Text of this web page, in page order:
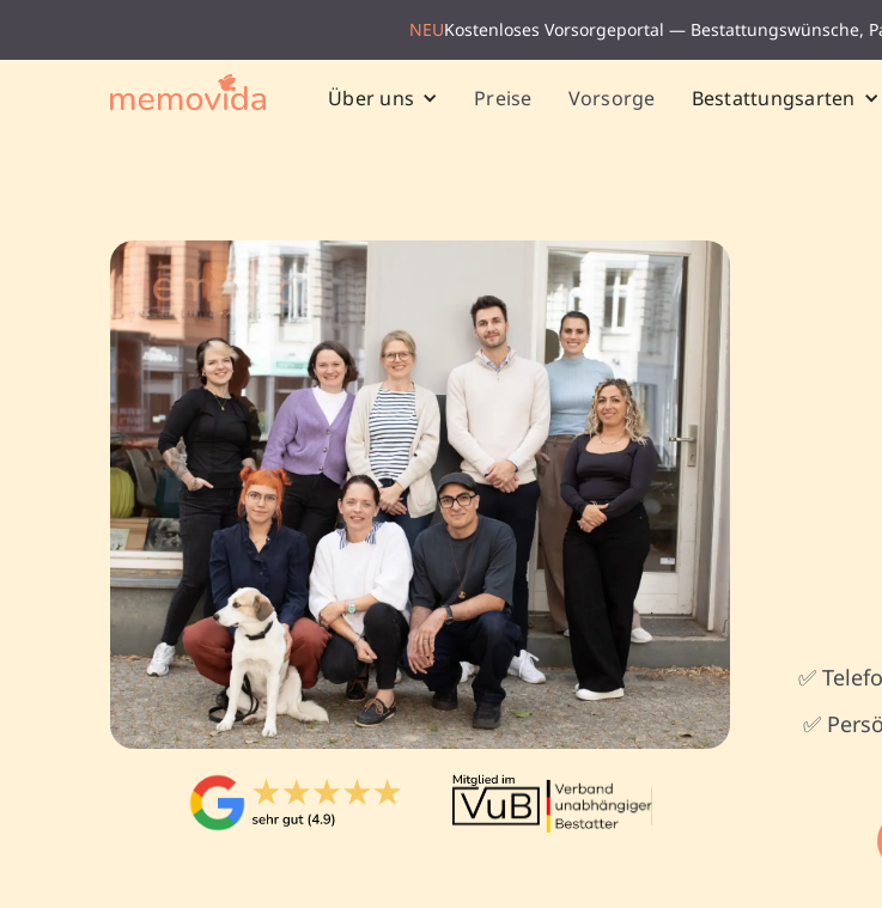
NEUKostenloses Vorsorgeportal — Bestattungswünsche,
Über uns Preise Vorsorge Bestattungsarten
✅
✅